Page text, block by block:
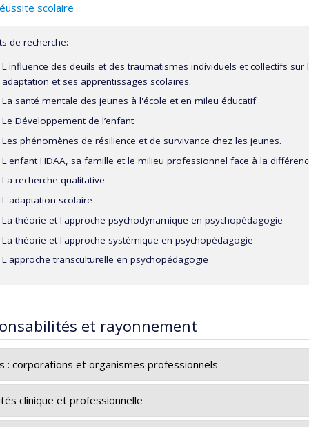
scolaire
de recherche:
L'influence des deuils et des traumatismes individuels et collectifs
adaptation et ses apprentissages scolaires.
La santé mentale des jeunes à l'école et en mileu éducatif
Le Développement de l’enfant
Les phénomènes de résilience et de survivance chez les jeunes.
L'enfant HDAA, sa famille et le milieu professionnel face à la
La recherche qualitative
L'adaptation scolaire
La théorie et l'approche psychodynamique en psychopédagogie
La théorie et l'approche systémique en psychopédagogie
L'approche transculturelle en psychopédagogie
et rayonnement
: corporations et organismes professionnels
de l'Ordre des Psychologues du Québec
clinique et professionnelle